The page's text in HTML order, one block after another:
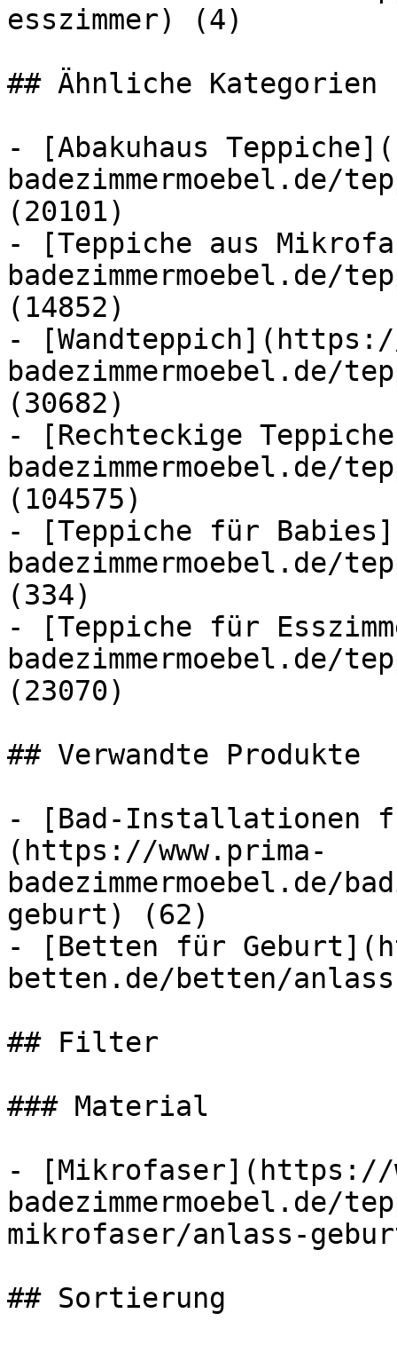
esszimmer) (4)
## Ähnliche Kategorien
- [Abakuhaus
badezimmermoebel.de/
(20101)
- [Teppiche aus
badezimmermoebel.de/
(14852)
-
badezimmermoebel.de/
(30682)
- [Rechteckige
badezimmermoebel.de/
(104575)
- [Teppiche für
badezimmermoebel.de/
(334)
- [Teppiche für
badezimmermoebel.de/
(23070)
## Verwandte Produkte
- [Bad-Installationen
(https://www.prima-
badezimmermoebel.de/
geburt) (62)
- [Betten für
betten.de/betten/
## Filter
### Material
- [Mikrofaser](https://
badezimmermoebel.de/
mikrofaser/anlass-
## Sortierung